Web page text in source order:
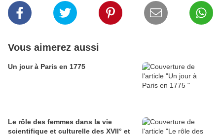
Vous aimerez aussi
Un jour à Paris en 1775
Le rôle des femmes dans la vie
scientifique et culturelle des XVII° et